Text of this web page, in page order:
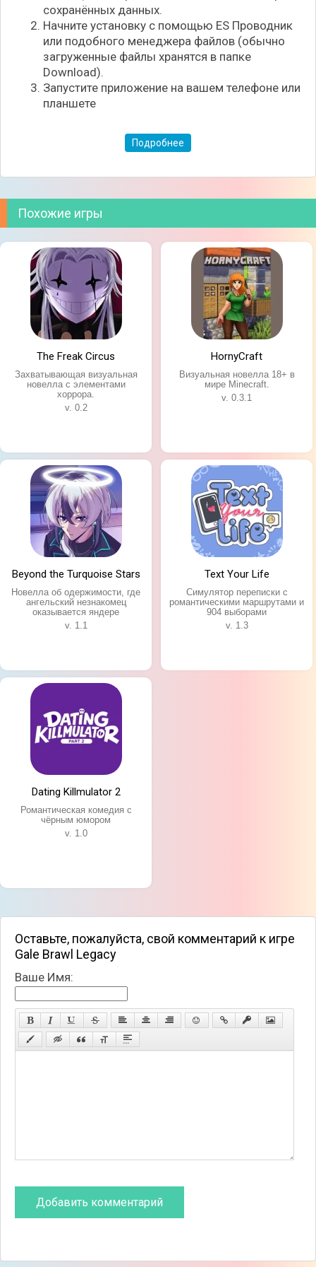
- Румы для игры с друзьями работают.
Минусы:
- Полноценный онлайн-режим (матчмейкинг) пока
в разработке — играть можно только в румах.
- Не реализована система друзей и часть
официальных событий.
сохранённых данных.
Начните установку с помощью ES Проводник
или подобного менеджера файлов (обычно
загруженные файлы хранятся в папке
Download).
Запустите приложение на вашем телефоне или
планшете
Подробнее
Похожие игры
The Freak Circus
Захватывающая визуальная
новелла с элементами
хоррора.
v. 0.2
HornyCraft
Визуальная новелла 18+ в
мире Minecraft.
v. 0.3.1
Beyond the Turquoise Stars
Новелла об одержимости, где
ангельский незнакомец
оказывается яндере
v. 1.1
Text Your Life
Симулятор переписки с
романтическими маршрутами и
904 выборами
v. 1.3
Dating Killmulator 2
Романтическая комедия с
чёрным юмором
v. 1.0
Оставьте, пожалуйста, свой комментарий к игре
Gale Brawl Legacy
Ваше Имя: